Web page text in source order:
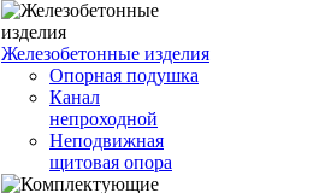
Железобетонные изделия
Опорная подушка
Канал
непроходной
Неподвижная
щитовая опора